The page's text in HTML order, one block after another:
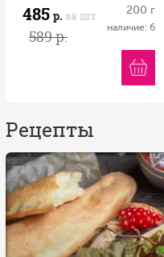
485 р. за шт
589 р.
200 г
наличие: 6
Рецепты